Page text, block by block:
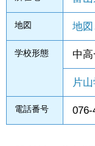
地図 地
学校形態 中
片
電話番号 076-